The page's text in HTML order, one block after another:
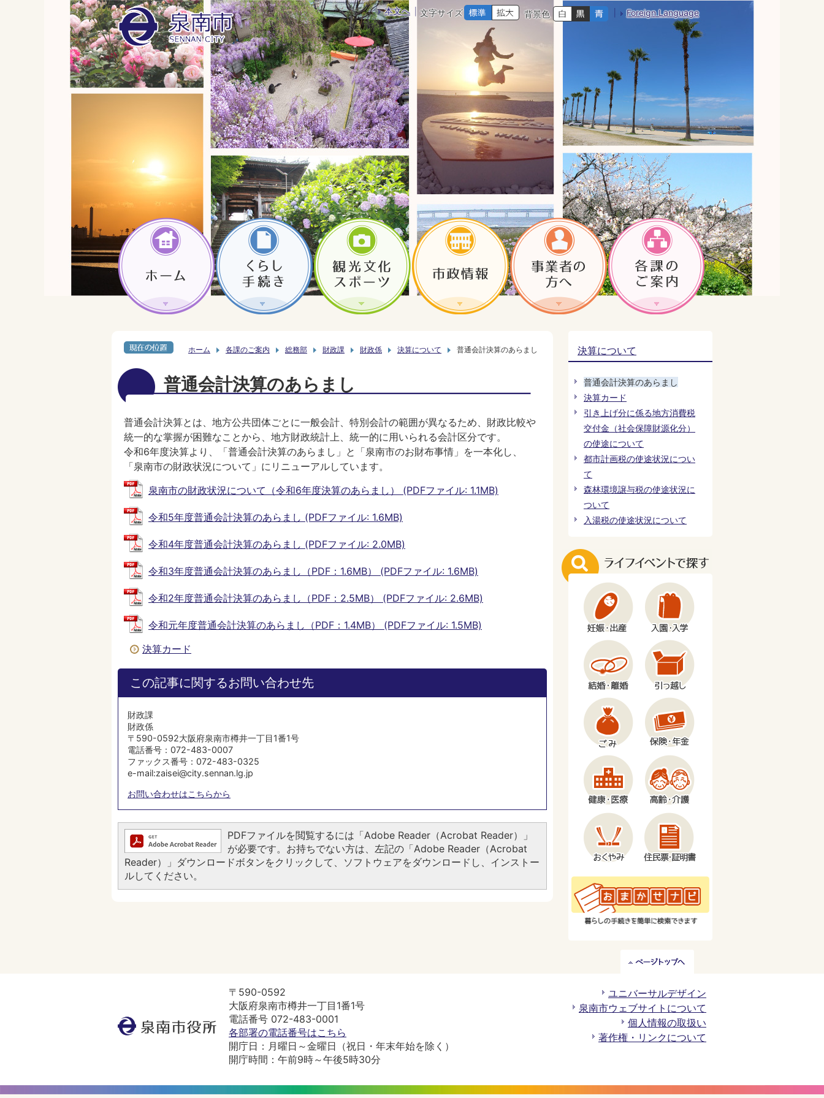
本文へ 文字サイズ 背景色 Foreign Language
ホーム 各課のご案内 総務部 財政課 財政係 決算について 普通会計決算のあらまし
普通会計決算のあらまし
普通会計決算とは、地方公共団体ごとに一般会計、特別会計の範囲が異なるため、財政比較や
統一的な掌握が困難なことから、地方財政統計上、統一的に用いられる会計区分です。
令和6年度決算より、「普通会計決算のあらまし」と「泉南市のお財布事情」を一本化し、
「泉南市の財政状況について」にリニューアルしています。
泉南市の財政状況について（令和6年度決算のあらまし） (PDFファイル: 1.1MB)
令和5年度普通会計決算のあらまし (PDFファイル: 1.6MB)
令和4年度普通会計決算のあらまし (PDFファイル: 2.0MB)
令和3年度普通会計決算のあらまし（PDF：1.6MB） (PDFファイル: 1.6MB)
令和2年度普通会計決算のあらまし（PDF：2.5MB） (PDFファイル: 2.6MB)
令和元年度普通会計決算のあらまし（PDF：1.4MB） (PDFファイル: 1.5MB)
決算カード
この記事に関するお問い合わせ先
財政課
財政係
〒590-0592大阪府泉南市樽井一丁目1番1号
電話番号：072-483-0007
ファックス番号：072-483-0325
e-mail:zaisei@city.sennan.lg.jp
お問い合わせはこちらから
PDFファイルを閲覧するには「Adobe Reader（Acrobat Reader）」
が必要です。お持ちでない方は、左記の「Adobe Reader（Acrobat
Reader）」ダウンロードボタンをクリックして、ソフトウェアをダウンロードし、インストー
ルしてください。
決算について
普通会計決算のあらまし
決算カード
引き上げ分に係る地方消費税
交付金（社会保障財源化分）
の使途について
都市計画税の使途状況につい
て
森林環境譲与税の使途状況に
ついて
入湯税の使途状況について
ト
ッ
プ
へ
泉
南
〒590-0592
大阪府泉南市樽井一丁目1番1号
電話番号 072-483-0001
各部署の電話番号はこちら
開庁日：月曜日～金曜日（祝日・年末年始を除く）
開庁時間：午前9時～午後5時30分
ユニバーサルデザイン
泉南市ウェブサイトについて
個人情報の取扱い
著作権・リンクについて